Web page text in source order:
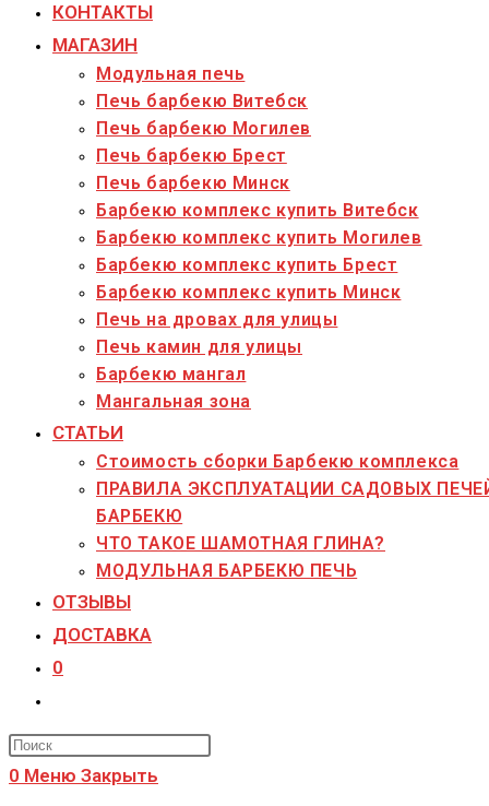
КОНТАКТЫ
МАГАЗИН
Модульная печь
Печь барбекю Витебск
Печь барбекю Могилев
Печь барбекю Брест
Печь барбекю Минск
Барбекю комплекс купить Витебск
Барбекю комплекс купить Могилев
Барбекю комплекс купить Брест
Барбекю комплекс купить Минск
Печь на дровах для улицы
Печь камин для улицы
Барбекю мангал
Мангальная зона
СТАТЬИ
Стоимость сборки Барбекю комплекса
ПРАВИЛА ЭКСПЛУАТАЦИИ САДОВЫХ
БАРБЕКЮ
ЧТО ТАКОЕ ШАМОТНАЯ ГЛИНА?
МОДУЛЬНАЯ БАРБЕКЮ ПЕЧЬ
ОТЗЫВЫ
ДОСТАВКА
0
поиск
0 Меню Закрыть